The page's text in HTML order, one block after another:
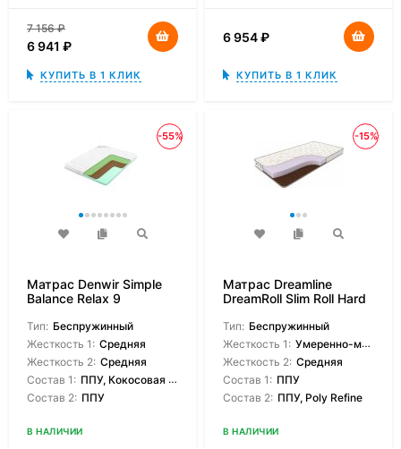
7 156₽
6 941 ₽
КУПИТЬ В 1 КЛИК
6 954₽
КУПИТЬ В 1 КЛИК
-55%
Матрас Denwir Simple
Balance Relax 9
Тип: Беспружинный
Жесткость 1: Средняя
Жесткость 2: Средняя
Состав 1: ППУ, Кокосовая койра
Состав 2: ППУ
В НАЛИЧИИ
-15%
Матрас Dreamline
DreamRoll Slim Roll Hard
Тип: Беспружинный
Жесткость 1: Умеренно-мягкая
Жесткость 2: Средняя
Состав 1: ППУ
Состав 2: ППУ, Poly Refine
В НАЛИЧИИ